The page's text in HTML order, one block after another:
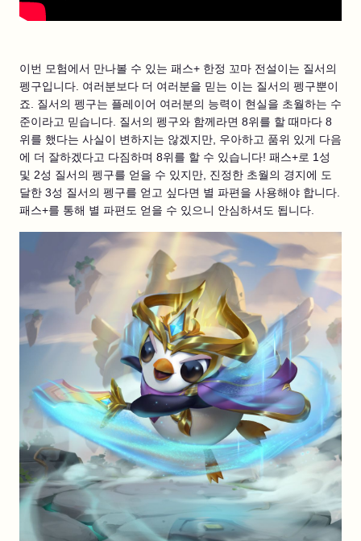
이번 모험에서 만나볼 수 있는 패스+ 한정 꼬마 전설이는 질서의
펭구입니다. 여러분보다 더 여러분을 믿는 이는 질서의 펭구뿐이
죠. 질서의 펭구는 플레이어 여러분의 능력이 현실을 초월하는 수
준이라고 믿습니다. 질서의 펭구와 함께라면 8위를 할 때마다 8
위를 했다는 사실이 변하지는 않겠지만, 우아하고 품위 있게 다음
에 더 잘하겠다고 다짐하며 8위를 할 수 있습니다! 패스+로 1성
및 2성 질서의 펭구를 얻을 수 있지만, 진정한 초월의 경지에 도
달한 3성 질서의 펭구를 얻고 싶다면 별 파편을 사용해야 합니다.
패스+를 통해 별 파편도 얻을 수 있으니 안심하셔도 됩니다.